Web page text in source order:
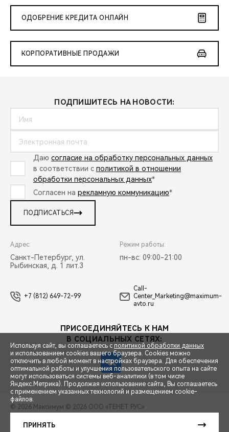
СПЕЦПРЕДЛОЖЕНИЯ
ЗАПИСЬ НА ТЕСТ-ДРАЙВ
ОДОБРЕНИЕ КРЕДИТА ОНЛАЙН
КОРПОРАТИВНЫЕ ПРОДАЖИ
ПОДПИШИТЕСЬ НА НОВОСТИ:
Даю согласие на обработку персональных данных
в соответствии с политикой в отношении
обработки персональных данных*
Согласен на рекламную коммуникацию*
ПОДПИСАТЬСЯ
Адрес:
Санкт-Петербург, ул.
Рыбинская, д. 1 лит.3
Режим работы:
пн-вс: 09:00-21:00
+7 (812) 649-72-99
Call-
Center_Marketing@maximum-
avto.ru
ПРИСОЕДИНЯЙТЕСЬ К НАМ
В СОЦИАЛЬНЫХ СЕТЯХ:
© 2026 Максимум © 2026 ООО «ТЕНЕТ РУС»
Сделано в ПЕРКС
Используя сайт, вы соглашаетесь с политикой обработки данных
и использованием cookies вашего браузера. Cookies можно
отключить в любой момент в настройках браузера. Для обеспечения
оптимальной работы и улучшения пользовательского опыта на сайте
могут использоваться системы веб-аналитики (в том числе
Яндекс.Метрика). Продолжая использование сайта, Вы соглашаетесь
с применением указанных технологий и размещением cookie-
файлов.
ПРИНЯТЬ